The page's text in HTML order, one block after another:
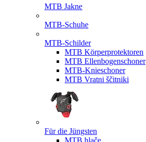
MTB Jakne
MTB-Schuhe
MTB-Schilder
MTB Körperprotektoren
MTB Ellenbogenschoner
MTB-Knieschoner
MTB Vratni ščitniki
Für die Jüngsten
MTB hlače